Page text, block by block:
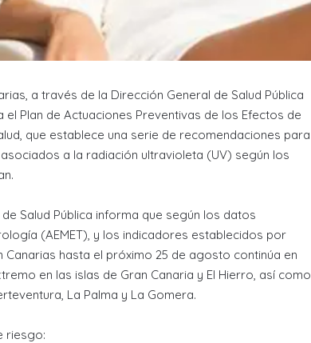
a través de la Dirección General de Salud Pública
Plan de Actuaciones Preventivas de los Efectos de
que establece una serie de recomendaciones para
a la radiación ultravioleta (UV) según los
Salud Pública informa que según los datos
(AEMET), y los indicadores establecidos por
hasta el próximo 25 de agosto continúa en
en las islas de Gran Canaria y El Hierro, así como
La Palma y La Gomera.
riesgo: